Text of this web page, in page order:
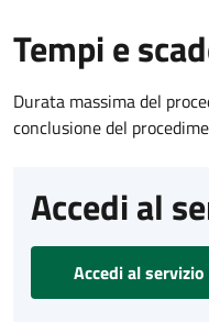
Tempi e
Durata massima del
conclusione del
Accedi al
Accedi al servizio